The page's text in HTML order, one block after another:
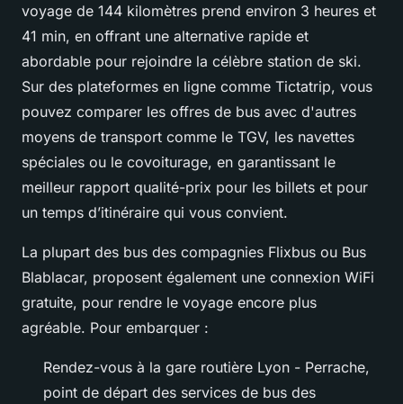
voyage de 144 kilomètres prend environ 3 heures et
41 min, en offrant une alternative rapide et
abordable pour rejoindre la célèbre station de ski.
Sur des plateformes en ligne comme Tictatrip, vous
pouvez comparer les offres de bus avec d'autres
moyens de transport comme le TGV, les navettes
spéciales ou le covoiturage, en garantissant le
meilleur rapport qualité-prix pour les billets et pour
un temps d’itinéraire qui vous convient.
La plupart des bus des compagnies Flixbus ou Bus
Blablacar, proposent également une connexion WiFi
gratuite, pour rendre le voyage encore plus
agréable. Pour embarquer :
Rendez-vous à la gare routière Lyon - Perrache,
point de départ des services de bus des